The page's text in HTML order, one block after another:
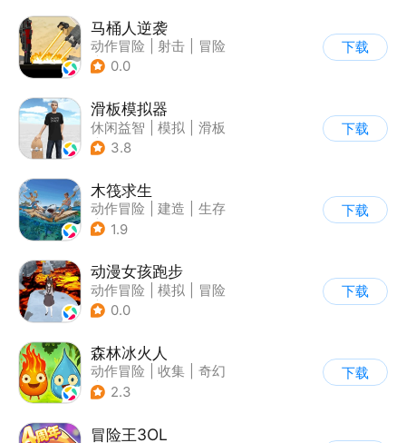
马桶人逆袭
动作冒险 射击
冒险
| 像素风
0.0
下载
滑板模拟器
休闲益智 模拟
滑板
| 卡通
3.8
下载
木筏求生
动作冒险 建造
生存
| 写实
1.9
下载
动漫女孩跑步
动作冒险 模拟
冒险
| 卡通
0.0
下载
森林冰火人
动作冒险 收集
奇幻
| 儿童游戏
2.3
下载
冒险王3OL